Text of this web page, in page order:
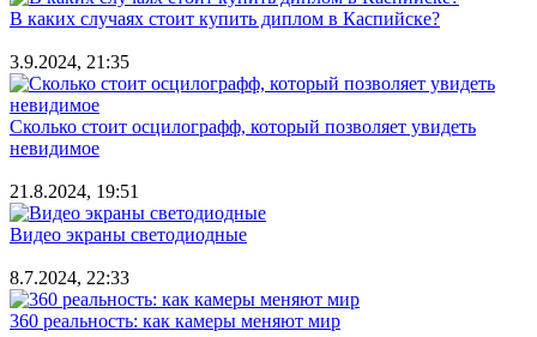
В каких случаях стоит купить диплом в Каспийске?
3.9.2024, 21:35
Сколько стоит осцилографф, который позволяет увидеть
невидимое
21.8.2024, 19:51
Видео экраны светодиодные
8.7.2024, 22:33
360 реальность: как камеры меняют мир